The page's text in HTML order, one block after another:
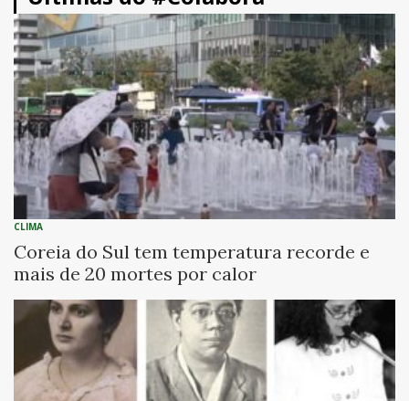
CLIMA
Coreia do Sul tem temperatura recorde e
mais de 20 mortes por calor